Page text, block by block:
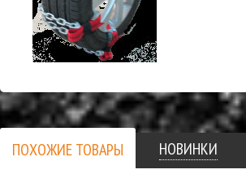
ПОХОЖИЕ ТОВАРЫ НОВИНКИ